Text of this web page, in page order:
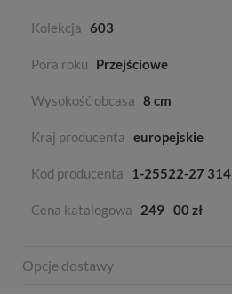
Kolekcja 603
Pora roku Przejściowe
Wysokość obcasa 8 cm
Kraj producenta europejskie
Kod producenta 1-25522-27 314
Cena katalogowa 249 00 zł
Opcje dostawy